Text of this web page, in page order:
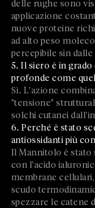
delle rughe sono
applicazione
nuove proteine
ad alto peso
percepibile sin
5. Il siero è in
profonde come
Sì. L'azione
"tensione"
solchi cutanei
6. Perché è stato
antiossidanti più
Il Mannitolo è stato
con l'acido
membrane
scudo
spezzare le catene